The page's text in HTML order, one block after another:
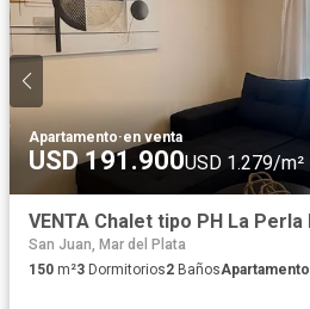
Apartamento·en venta
USD 191.900USD 1.279/m²
San Juan, Mar del Plata
150 m²3 Dormitorios2 BañosApartamento